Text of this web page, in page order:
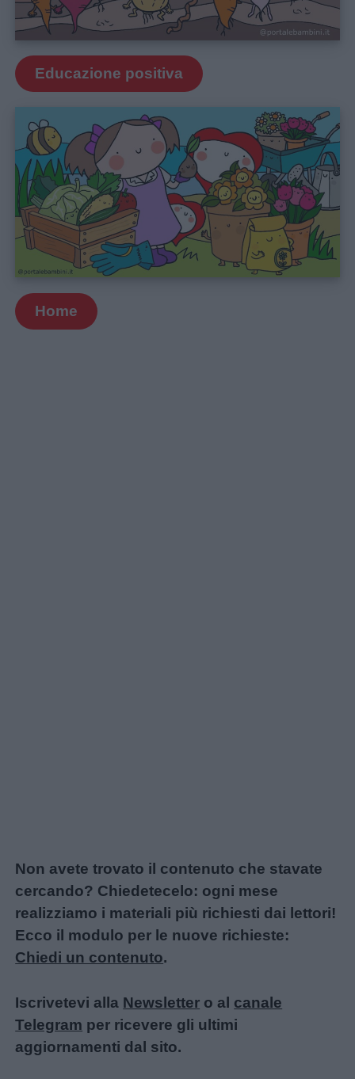
Educazione positiva
Home
Non avete trovato il contenuto che stavate
cercando? Chiedetecelo: ogni mese
realizziamo i materiali più richiesti dai lettori!
Ecco il modulo per le nuove richieste:
Chiedi un contenuto.
Iscrivetevi alla Newsletter o al canale
Telegram per ricevere gli ultimi
aggiornamenti dal sito.